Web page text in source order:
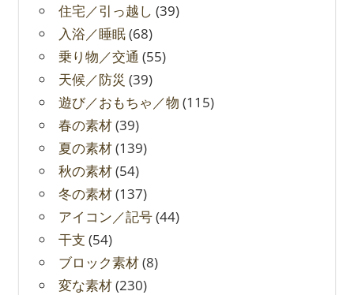
住宅／引っ越し (39)
入浴／睡眠(68)
乗り物／交通 (55)
天候／防災 (39)
遊び／おもちゃ／物 (115)
春の素材(39)
夏の素材(139)
秋の素材(54)
冬の素材(137)
アイコン／記号(44)
干支 (54)
ブロック素材(8)
変な素材(230)